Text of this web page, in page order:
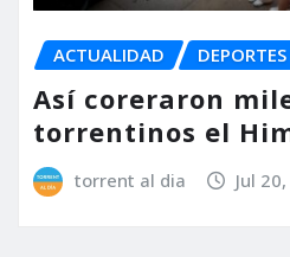
ACTUALIDAD DEPORTES
Así coreraron
torrentinos el
torrent al dia Jul